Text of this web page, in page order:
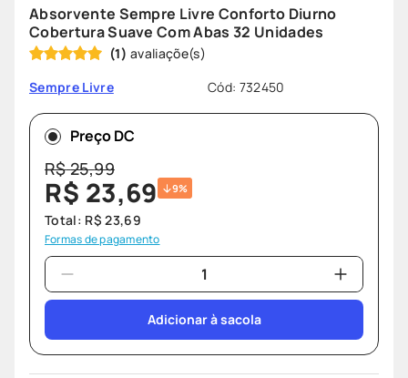
7º
lenço umedecido
8º
sabonete liquido
9º
desodorante
10º protetor solar
Absorvente Sempre Livre Conforto Diurno
Cobertura Suave Com Abas 32 Unidades
(1)
Sempre Livre
Cód: 732450
Preço DC
R$25,99
R$ 23,69 9%
Total: R$ 23,69
Formas de pagamento
Adicionar à sacola